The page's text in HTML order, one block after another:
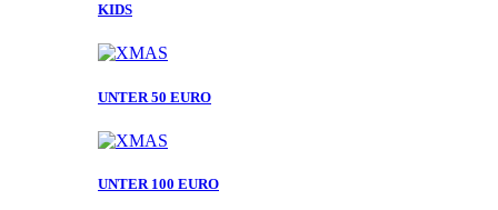
KIDS
UNTER 50 EURO
UNTER 100 EURO